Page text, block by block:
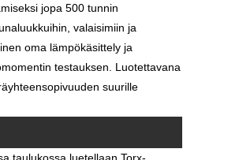
jopa 500 tunnin
valaisimiin ja
oma lämpökäsittely ja
testauksen. Luotettavana
suurille